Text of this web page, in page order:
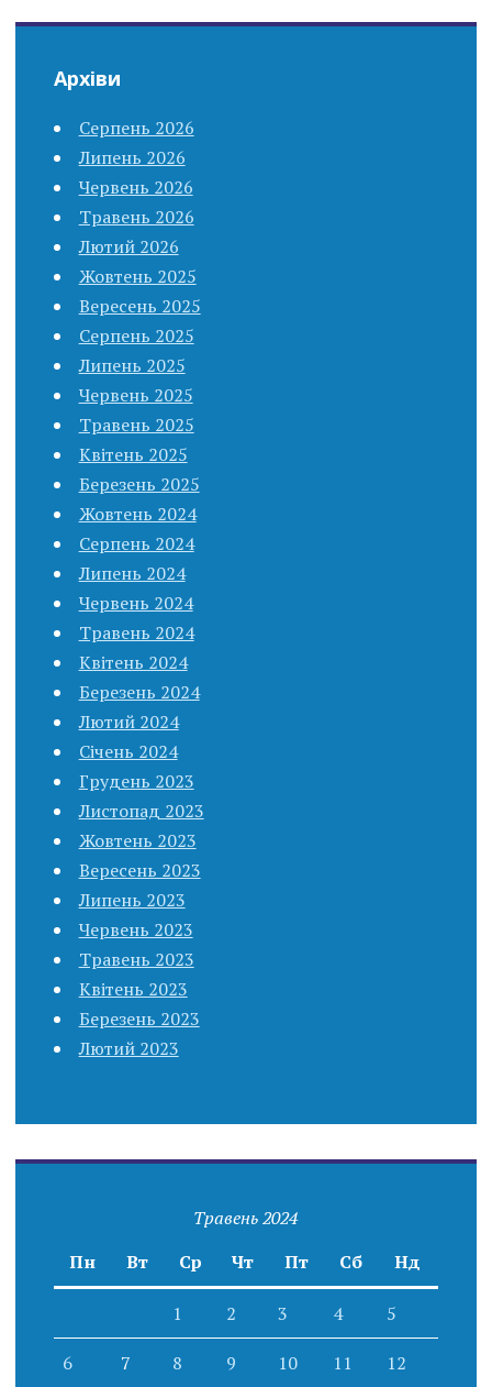
Архіви
Серпень 2026
Липень 2026
Червень 2026
Травень 2026
Лютий 2026
Жовтень 2025
Вересень 2025
Серпень 2025
Липень 2025
Червень 2025
Травень 2025
Квітень 2025
Березень 2025
Жовтень 2024
Серпень 2024
Липень 2024
Червень 2024
Травень 2024
Квітень 2024
Березень 2024
Лютий 2024
Січень 2024
Грудень 2023
Листопад 2023
Жовтень 2023
Вересень 2023
Липень 2023
Червень 2023
Травень 2023
Квітень 2023
Березень 2023
Лютий 2023
Травень 2024
Пн
Вт Ср Чт Пт Сб Нд
1 2 3 4 5
6 7 8 9 10 11 12